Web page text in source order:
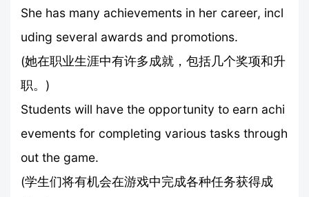
She has many achievements in her career, incl
uding several awards and promotions.
(她在职业生涯中有许多成就，包括几个奖项和升
职。)
Students will have the opportunity to earn achi
evements for completing various tasks through
out the game.
(学生们将有机会在游戏中完成各种任务获得成